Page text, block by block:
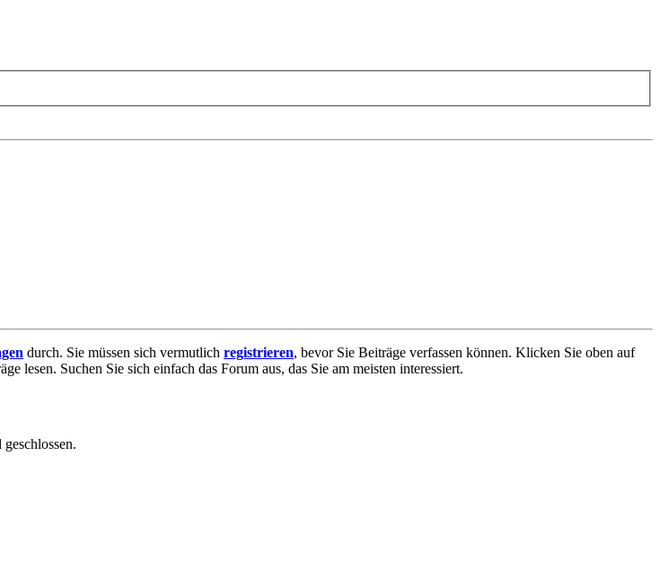
durch. Sie müssen sich vermutlich registrieren, bevor Sie Beiträge verfassen können. Klicken Sie oben auf
lesen. Suchen Sie sich einfach das Forum aus, das Sie am meisten interessiert.